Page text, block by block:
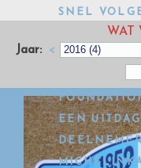
SNEL
TEVREDEN
EERST
GOED
EEN
WAT
Jaar: <